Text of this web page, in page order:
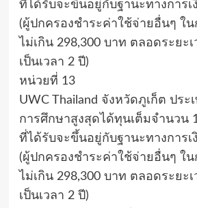
ที่ได้รับจะขึ้นอยู่กับฐานะทางการเ
(ผู้ปกครองชำระค่าใช้จ่ายอื่นๆ ใน
ไม่เกิน 298,300 บาท ตลอดระยะ
เป็นเวลา 2 ปี)
หน่วยที่ 13
UWC Thailand จังหวัดภูเก็ต ประ
การศึกษาสูงสุดได้ทุนเต็มจำนวน
ที่ได้รับจะขึ้นอยู่กับฐานะทางการเ
(ผู้ปกครองชำระค่าใช้จ่ายอื่นๆ ใน
ไม่เกิน 298,300 บาท ตลอดระยะ
เป็นเวลา 2 ปี)